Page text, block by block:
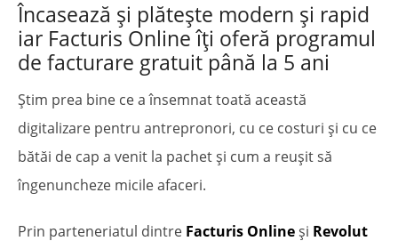
Încasează și plătește modern și rapid
iar Facturis Online îți oferă programul
de facturare gratuit până la 5 ani
Știm prea bine ce a însemnat toată această
digitalizare pentru antrepronori, cu ce costuri și cu ce
bătăi de cap a venit la pachet și cum a reușit să
îngenuncheze micile afaceri.
Prin parteneriatul dintre Facturis Onlineși Revolut